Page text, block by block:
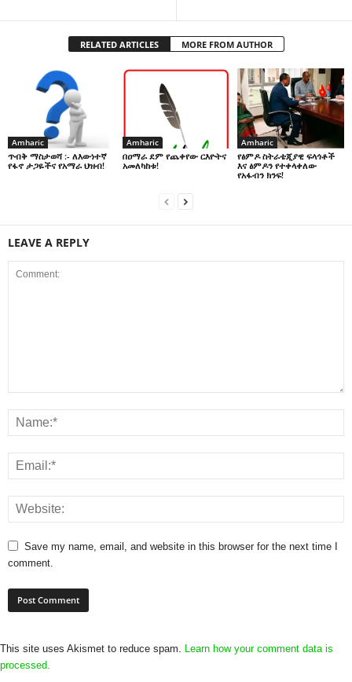
RELATED ARTICLES MORE FROM AUTHOR
Amharic
ጥብቅ ማስታወሻ :- ለእውነተኛ
የፋኖ ታጋዬችና የአማራ ህዝብ!
Amharic
በዐማራ ደም የጨቀየው ርእዮትና
አመለካከቱ!
Amharic
የፅምዶ ስትራቴጂያዊ ፍላጎቶች
እና ፅምዶን የተቀላቀለው
የአፋብን ክንፍ!
LEAVE A REPLY
Save my name, email, and website in this browser for the next time I
comment.
This site uses Akismet to reduce spam. Learn how your comment data is
processed.